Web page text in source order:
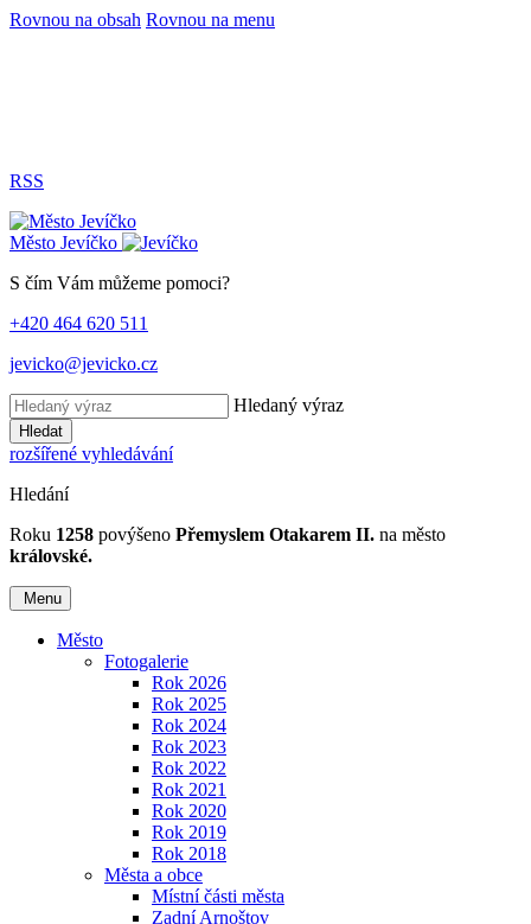
Rovnou na obsah Rovnou na menu
RSS
Město Jevíčko
S čím Vám můžeme pomoci?
+420 464 620 511
jevicko@jevicko.cz
Hledaný výraz
Hledat
rozšířené vyhledávání
Hledání
Roku 1258 povýšeno Přemyslem Otakarem II. na město
královské.
Menu
Město
Fotogalerie
Rok 2026
Rok 2025
Rok 2024
Rok 2023
Rok 2022
Rok 2021
Rok 2020
Rok 2019
Rok 2018
Města a obce
Místní části města
Zadní Arnoštov